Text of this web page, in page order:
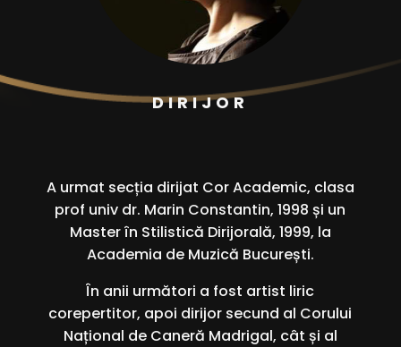
DIRIJOR
A urmat secția dirijat Cor Academic, clasa
prof univ dr. Marin Constantin, 1998 și un
Master în Stilistică Dirijorală, 1999, la
Academia de Muzică București.
În anii următori a fost artist liric
corepertitor, apoi dirijor secund al Corului
Național de Caneră Madrigal, cât și al